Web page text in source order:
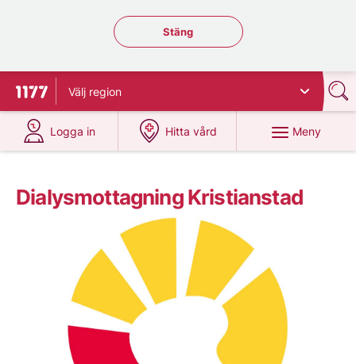
Stäng regionsväljaren
Stäng
Till startsidan för 1177
Välj region
Logga in
på 1177.se
Hitta vård
på 1177.se
Meny
Dialysmottagning Kristianstad